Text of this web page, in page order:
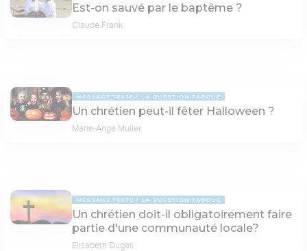
Est-on sauvé par le baptême ?
Claude Frank
MESSAGE TEXTE LA QUESTION TABOUE
Un chrétien peut-il fêter Halloween ?
Marie-Ange Muller
MESSAGE TEXTE LA QUESTION TABOUE
Un chrétien doit-il obligatoirement faire
partie d'une communauté locale?
Elisabeth Dugas